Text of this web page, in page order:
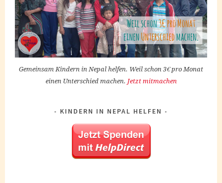
Gemeinsam Kindern in Nepal helfen. Weil schon 3€ pro Monat
einen Unterschied machen. Jetzt mitmachen
KINDERN IN NEPAL HELFEN